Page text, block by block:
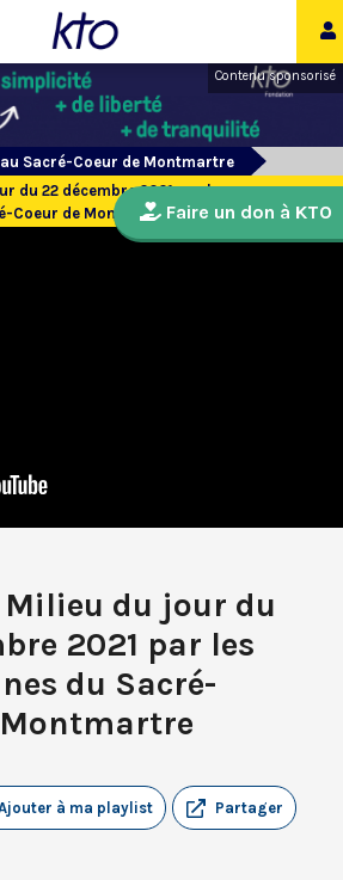
Contenu sponsorisé
Sacré-Coeur de Montmartre
du 22 décembre 2021 par les
Coeur de Montmartre
Milieu du jour du
2021 par les
du Sacré-
Montmartre
Partager
à ma playlist
Faire un don à KTO